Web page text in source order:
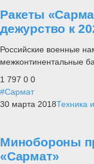
Ракеты
дежурство к
Российские военные
межконтинентальные
1 797 0 0
#Сармат
30 марта 2018Техника
Минобороны
«Сармат»